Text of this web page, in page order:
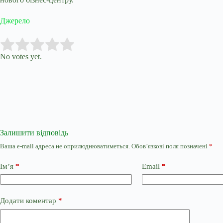
Джерело
Rate this item:
No votes yet.
Залишити відповідь
Ваша e-mail адреса не оприлюднюватиметься. Обов’язкові поля позначені *
Ім’я * Email *
Додати коментар *